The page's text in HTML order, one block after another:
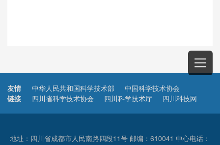
友情
链接
中华人民共和国科学技术部
中国科学技术协会
四川省科学技术协会
四川科学技术厅 四川科技网
地址：四川省成都市人民南路四段11号 邮编：610041 中心电话：